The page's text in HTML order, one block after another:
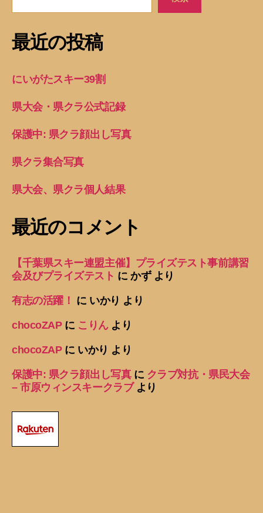
最近の投稿
にいがたスキー39割
県大会・県クラ公式記録
保護中: 県クラ顔出し写真
県クラ集合写真
県大会、県クラ個人結果
最近のコメント
【千葉県スキー連盟主催】プライズテスト事前講習
会及びプライズテスト にかずより
有志の活躍！ に いかり より
chocoZAPに こりんより
chocoZAPに いかり より
保護中: 県クラ顔出し写真に クラブ対抗・県民大会
– 市原ウィンスキークラブより